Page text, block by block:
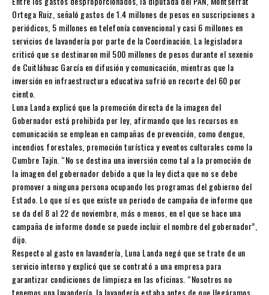
Ortega Ruiz, señaló gastos de 1.4 millones de pesos en suscripciones a
periódicos, 5 millones en telefonía convencional y casi 6 millones en
servicios de lavandería por parte de la Coordinación. La legisladora
criticó que se destinaron mil 500 millones de pesos durante el sexenio
de Cuitláhuac García en difusión y comunicación, mientras que la
inversión en infraestructura educativa sufrió un recorte del 60 por
ciento.
Luna Landa explicó que la promoción directa de la imagen del
Gobernador está prohibida por ley, afirmando que los recursos en
comunicación se emplean en campañas de prevención, como dengue,
incendios forestales, promoción turística y eventos culturales como la
Cumbre Tajín. “No se destina una inversión como tal a la promoción de
la imagen del gobernador debido a que la ley dicta que no se debe
promover a ninguna persona ocupando los programas del gobierno del
Estado. Lo que sí es que existe un periodo de campaña de informe que
se da del 8 al 22 de noviembre, más o menos, en el que se hace una
campaña de informe donde se puede incluir el nombre del gobernador”,
dijo.
Respecto al gasto en lavandería, Luna Landa negó que se trate de un
servicio interno y explicó que se contrató a una empresa para
garantizar condiciones de limpieza en las oficinas. “Nosotros no
tenemos una lavandería, la lavandería estaba antes de que llegáramos,